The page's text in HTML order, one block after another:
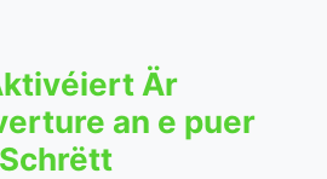
Är
an e puer
Schrëtt